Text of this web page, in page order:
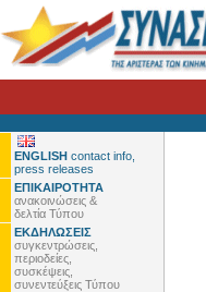
ENGLISH contact info,
press releases
ΕΠΙΚΑΙΡΟΤΗΤΑ
ανακοινώσεις &
δελτία Τύπου
ΕΚΔΗΛΩΣΕΙΣ
συγκεντρώσεις,
περιοδείες,
συσκέψεις,
συνεντεύξεις Τύπου